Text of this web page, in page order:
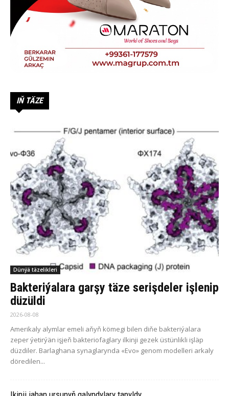
IŇ TÄZE
Dünýä täzelikleri
Bakteriýalara garşy täze serişdeler işlenip
düzüldi
2026-08-08
Amerikaly alymlar emeli aňyň kömegi bilen diňe bakteriýalara
zeper ýetirýän işjeň bakteriofaglary ilkinji gezek üstünlikli işläp
düzdiler. Barlaghana synaglarynda «Evo» genom modelleri arkaly
döredilen...